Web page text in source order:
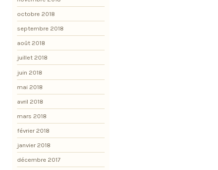
octobre 2018
septembre 2018
août 2018
juillet 2018
juin 2018
mai 2018
avril 2018
mars 2018
février 2018
janvier 2018
décembre 2017